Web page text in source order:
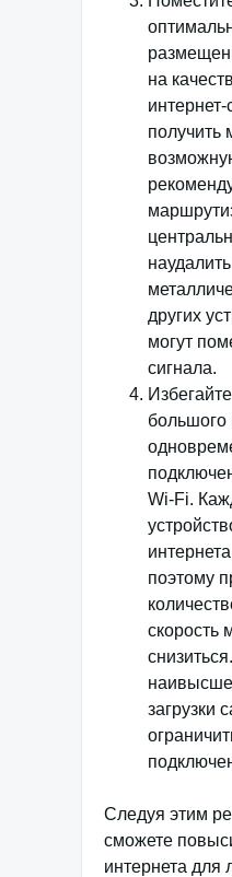
на
получить
других
могут
сигнала.
большого
Wi-Fi.
поэтому
скорость
загрузки
Следуя этим
сможете
интернета для